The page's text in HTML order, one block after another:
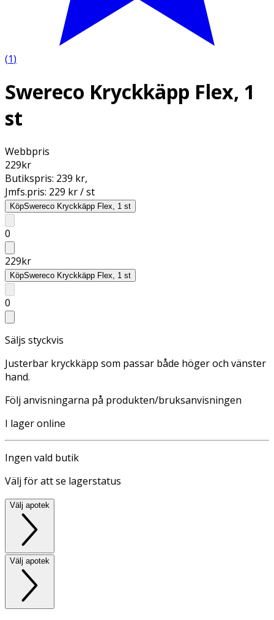
(1)
Swereco Kryckkäpp Flex, 1
st
Webbpris
229kr
Butikspris: 239 kr,
Jmfs.pris: 229 kr / st
KöpSwereco Kryckkäpp Flex, 1 st
0
229kr
KöpSwereco Kryckkäpp Flex, 1 st
0
Säljs styckvis
Justerbar kryckkäpp som passar både höger och vänster
hand.
Följ anvisningarna på produkten/bruksanvisningen
I lager online
Ingen vald butik
Välj för att se lagerstatus
Välj apotek
Välj apotek